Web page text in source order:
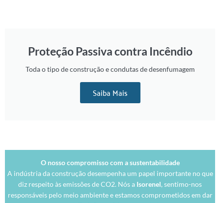
Proteção Passiva contra Incêndio
Toda o tipo de construção e condutas de desenfumagem
Saiba Mais
O nosso compromisso com a sustentabilidade
A indústria da construção desempenha um papel importante no que
diz respeito às emissões de CO2. Nós a Isorenel, sentimo-nos
responsáveis pelo meio ambiente e estamos comprometidos em dar